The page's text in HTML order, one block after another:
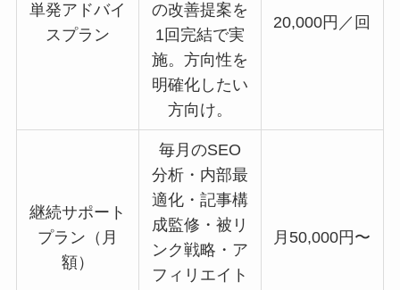
単発アドバイ
スプラン
の改善提案を
1回完結で実
施。方向性を
明確化したい
方向け。
20,000円／回
継続サポート
プラン（月
額）
毎月のSEO
分析・内部最
適化・記事構
成監修・被リ
ンク戦略・ア
フィリエイト
月50,000円〜